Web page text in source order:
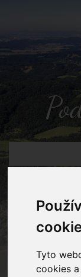
Tyto
cookies
Podkopná Lhota